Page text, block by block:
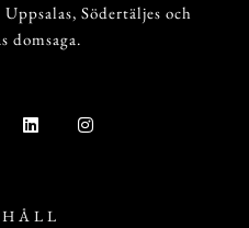
Södertäljes och
domsaga.